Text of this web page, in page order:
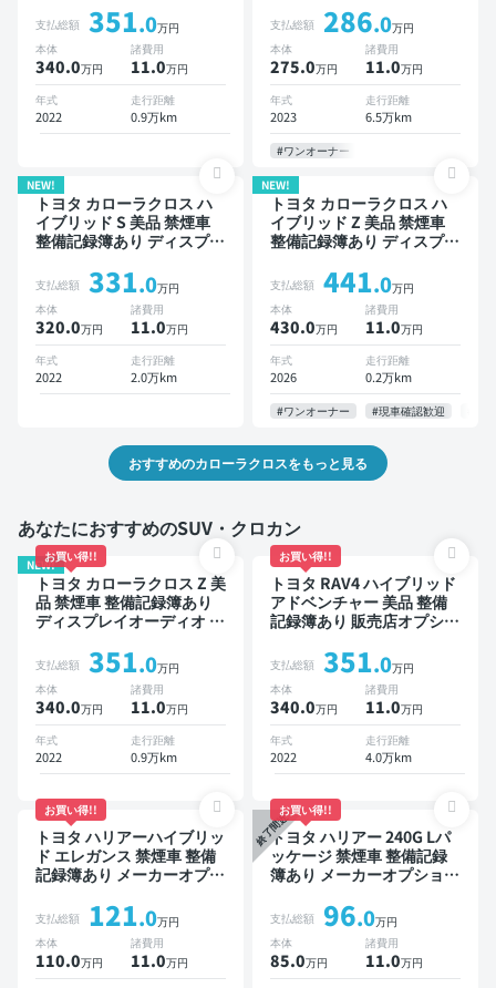
スポットモニター オートク
ルーズ スマートキー ETC
電動バックドア バックモニ
ター 全方位カメラ ドライ
ブレコーダー 衝突軽減
支払総額 351.0万円
本体
340.0万円
諸費用
11.0万円
年式
2022
走行距離
0.9万km
オートクルーズ スマートキ
ー ETC 電動バックドア バ
ックモニター 衝突軽減
支払総額 286.0万円
本体
275.0万円
諸費用
11.0万円
年式
2023
走行距離
6.5万km
#ワンオーナー
NEW!
トヨタ カローラクロス ハ
イブリッド S 美品 禁煙車
整備記録簿あり ディスプレ
ポットモニター オートクル
ーズ スマートキー ETC サ
ンルーフ バックモニター
全方位カメラ ドライブレコ
ーダー 衝突軽減
支払総額 331.0万円
本体
320.0万円
諸費用
11.0万円
年式
2022
走行距離
2.0万km
NEW!
トヨタ カローラクロス ハ
イブリッド Z 美品 禁煙車
整備記録簿あり ディスプレ
あり 本革シート TV ブライ
ンドスポットモニター オー
トクルーズ スマートキー
ETC 電動バックドア バッ
クモニター 全方位カメラ
ドライブレコーダー 衝突軽
減
支払総額 441.0万円
本体
430.0万円
諸費用
11.0万円
年式
2026
走行距離
0.2万km
#ワンオーナー #現車確認歓迎
おすすめのカローラクロスをもっと見る
あなたにおすすめのSUV・クロカン
NEW!
お買い得!!
トヨタ カローラクロス Z 美
品 禁煙車 整備記録簿あり
ディスプレイオーディオ ※
スポットモニター オートク
ルーズ スマートキー ETC
電動バックドア バックモニ
ター 全方位カメラ ドライ
ブレコーダー 衝突軽減
支払総額 351.0万円
本体
340.0万円
諸費用
11.0万円
年式
2022
走行距離
0.9万km
お買い得!!
トヨタ RAV4 ハイブリッド
アドベンチャー 美品 整備
記録簿あり 販売店オプショ
ットモニター デジタルイン
ナーミラー オートクルーズ
スマートキー ETC バック
モニター ドライブレコーダ
ー 衝突軽減
支払総額 351.0万円
本体
340.0万円
諸費用
11.0万円
年式
2022
走行距離
4.0万km
お買い得!!
トヨタ ハリアーハイブリッ
ド エレガンス 禁煙車 整備
記録簿あり メーカーオプシ
ETC バックモニター ドラ
イブレコーダー
支払総額 121.0万円
本体
110.0万円
諸費用
11.0万円
終了間近
お買い得!!
トヨタ ハリアー 240G Lパ
ッケージ 禁煙車 整備記録
簿あり メーカーオプション
ETC サンルーフ バックモ
ニター ドライブレコーダー
支払総額 96.0万円
本体
85.0万円
諸費用
11.0万円